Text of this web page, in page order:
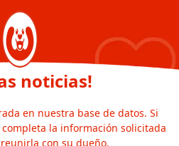
noticias!
en nuestra base de datos. Si
la información solicitada
con su dueño.